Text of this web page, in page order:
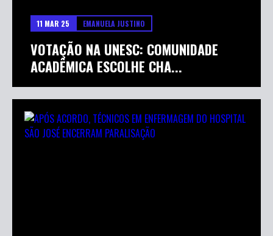
11 MAR 25 EMANUELA JUSTINO
VOTAÇÃO NA UNESC: COMUNIDADE
ACADÊMICA ESCOLHE CHA...